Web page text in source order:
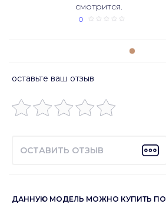
смотрится.
0
оставьте ваш отзыв
ОСТАВИТЬ ОТЗЫВ
ДАННУЮ МОДЕЛЬ МОЖНО КУПИТЬ ПО